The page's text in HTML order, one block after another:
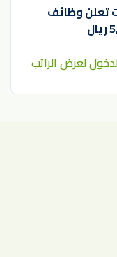
تعلن وظائف
لعرض الراتب